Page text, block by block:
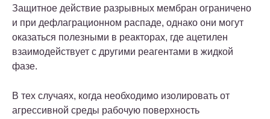
Защитное действие разрывных мембран ограничено
и при дефлаграционном распаде, однако они могут
оказаться полезными в реакторах, где ацетилен
взаимодействует с другими реагентами в жидкой
фазе.
В тех случаях, когда необходимо изолировать от
агрессивной среды рабочую поверхность